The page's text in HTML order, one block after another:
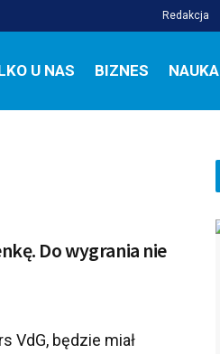
Redakcja
U NAS BIZNES NAUKA
Do wygrania nie
VdG, będzie miał